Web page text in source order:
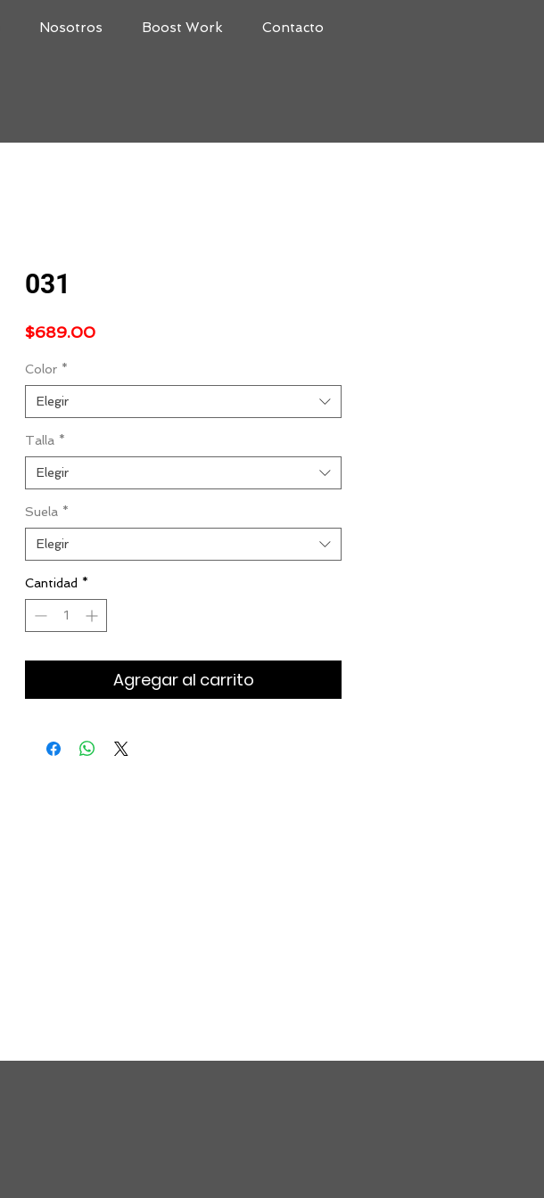
Nosotros Boost Work Contacto
031
$689.00Precio
Color *
Elegir
Talla *
Elegir
Suela *
Elegir
Cantidad *
Agregar al carrito